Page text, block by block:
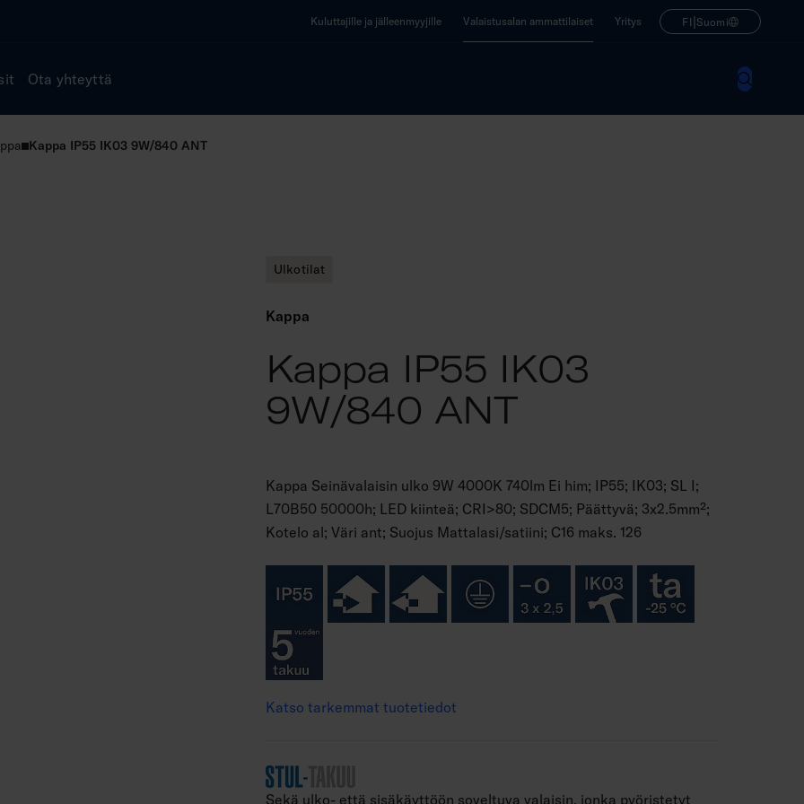
Kuluttajille ja jälleenmyyjille Valaistusalan ammattilaiset Yritys FI |Suomi
Ota yhteyttä
Kappa IP55 IK03 9W/840 ANT
Ulkotilat
Kappa
Kappa IP55 IK03
9W/840 ANT
Kappa Seinävalaisin ulko 9W 4000K 740lm Ei him; IP55; IK03; SL I;
L70B50 50000h; LED kiinteä; CRI>80; SDCM5; Päättyvä; 3x2.5mm²;
Kotelo al; Väri ant; Suojus Mattalasi/satiini; C16 maks. 126
Katso tarkemmat tuotetiedot
Sekä ulko- että sisäkäyttöön soveltuva valaisin, jonka pyöristetyt